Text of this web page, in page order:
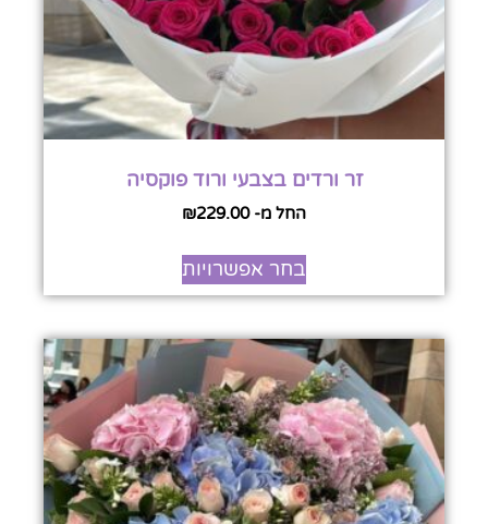
זר ורדים בצבעי ורוד פוקסיה
החל מ- ₪229.00
בחר אפשרויות